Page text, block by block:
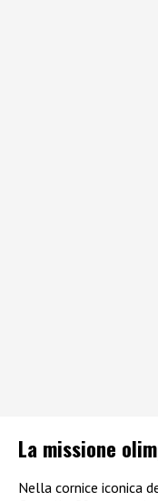
La missione
Nella cornice iconica